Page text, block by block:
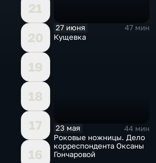
21
20
19
18
17
16
27 июня
47 мин
Кущевка
23 мая
44 мин
Роковые ножницы. Дело
корреспондента Оксаны
Гончаровой